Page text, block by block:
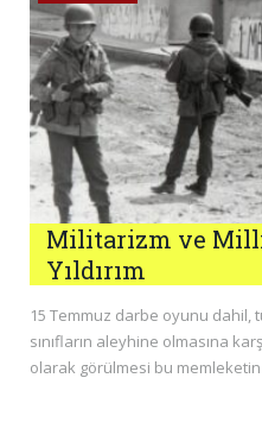
Militarizm ve
Yıldırım
15 Temmuz darbe oyunu dahil,
sınıfların aleyhine olmasına
olarak görülmesi bu